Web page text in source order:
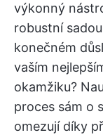
výkonný
robustní
konečném
vaším
okamžiku?
proces sám o
omezují díky